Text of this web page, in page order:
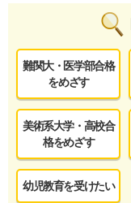
難関大・医学部合格
をめざす
美術系大学・高校合
格をめざす
幼児教育を受けたい